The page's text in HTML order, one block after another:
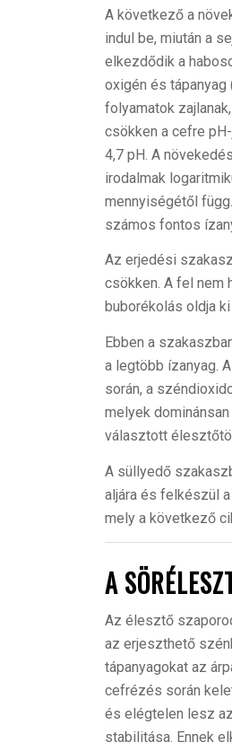
A következő a
indul be, miután a
elkezdődik a
oxigén és
folyamatok
csökken a cefre
4,7 pH. A
irodalmak
mennyiségétől
számos fontos
Az erjedési
csökken. A fel nem
buborékolás oldja
Ebben a
a legtöbb ízanyag.
során, a
melyek
választott
A süllyedő
aljára és felkészül
mely a következő
A
Az élesztő
az erjeszthető
tápanyagokat az
cefrézés során
és elégtelen lesz
stabilitása. Ennek